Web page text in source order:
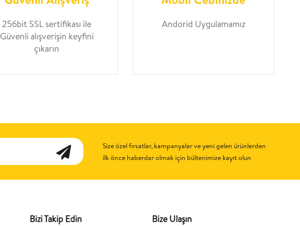
256bit SSL sertifikası ile
Güvenli alışverişin keyfini
çıkarın
Andorid Uygulamamız
Size özel fırsatlar, kampanyalar ve yeni gelen ürünlerden
ilk önce haberdar olmak için bültenimize kayıt olun
Bizi Takip Edin Bize Ulaşın